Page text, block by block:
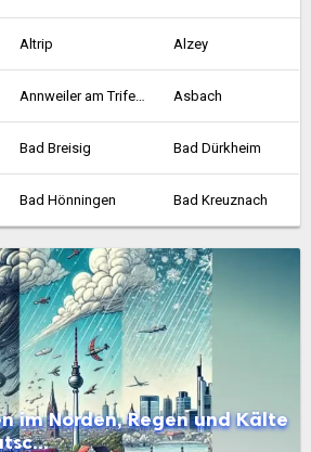
Altrip Alzey
Annweiler am Trifels Asbach
Bad Breisig Bad Dürkheim
Bad Hönningen Bad Kreuznach
Bad Neuenahr-Ahrweiler Bellheim
Bernkastel-Kues Betzdorf
Birkenfeld Bitburg
Bodenheim Böhl-Iggelheim
im Norden, Regen und Kälte